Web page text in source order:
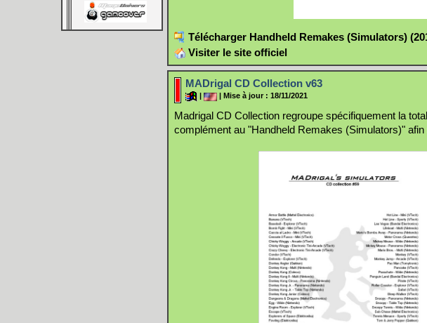
Télécharger Handheld Remakes (Simulators)
Visiter le site officiel
MADrigal CD Collection v63
| Mise à jour : 18/11/2021
Madrigal CD Collection regroupe spécifiquement la
complément au "Handheld Remakes (Simulators)"